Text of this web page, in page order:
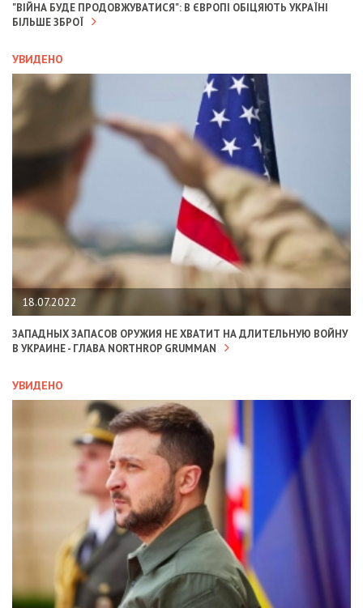
"ВІЙНА БУДЕ ПРОДОВЖУВАТИСЯ": В ЄВРОПІ ОБІЦЯЮТЬ УКРАЇНІ
БІЛЬШЕ ЗБРОЇ
УВИДЕНО
18.07.2022
ЗАПАДНЫХ ЗАПАСОВ ОРУЖИЯ НЕ ХВАТИТ НА ДЛИТЕЛЬНУЮ ВОЙНУ
В УКРАИНЕ - ГЛАВА NORTHROP GRUMMAN
УВИДЕНО